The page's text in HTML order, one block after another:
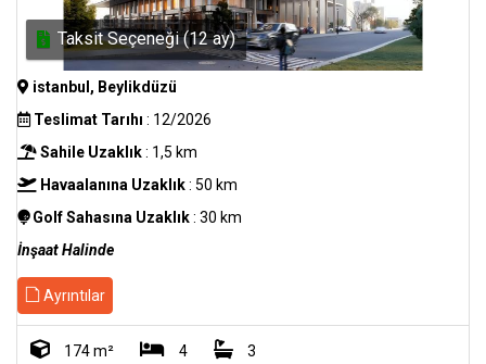
Taksit Seçeneği (12 ay)
istanbul, Beylikdüzü
Teslimat Tarıhı : 12/2026
Sahile Uzaklık: 1,5 km
Havaalanına Uzaklık: 50 km
Golf Sahasına Uzaklık: 30 km
İnşaat Halinde
Ayrıntılar
174 m² 4 3